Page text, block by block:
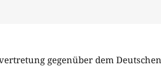
gegenüber dem